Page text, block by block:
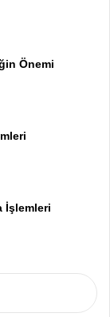
Önemi
İşlemleri